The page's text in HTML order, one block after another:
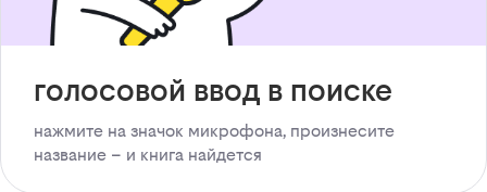
голосовой ввод в поиске
нажмите на значок микрофона, произнесите
название – и книга найдется